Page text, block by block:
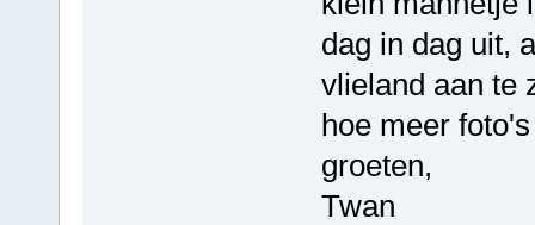
dag in dag uit,
vlieland aan te
hoe meer
groeten,
Twan